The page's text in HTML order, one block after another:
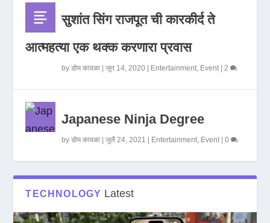
सुशांत सिंग राजपूत ची कारकीर्द ते
आत्महत्या एक थक्क करणारा प्रवास
byडोम कावळा |जून 14, 2020 Entertainment, Event|2
Japanese Ninja Degree
byडोम कावळा |जुलै 24, 2021 Entertainment, Event|0
TECHNOLOGY Latest